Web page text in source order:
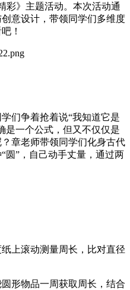
彩》主题活动。本次活动通
意设计，带领同学们多维度
！
们争着抢着说“我知道它是
一个公式，但又不仅仅是
章老师带领同学们化身古代
圆”，自己动手丈量，通过两
上滚动测量周长，比对直径
形物品一周获取周长，结合